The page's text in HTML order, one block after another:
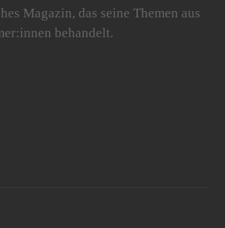
Magazin, das seine Themen aus
behandelt.